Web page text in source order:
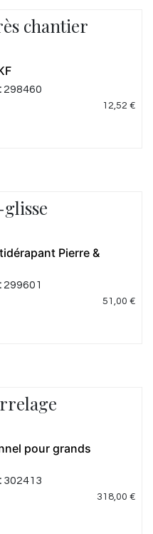
chantier
298460
12,52 €
Pierre &
299601
51,00 €
pour grands
302413
318,00 €